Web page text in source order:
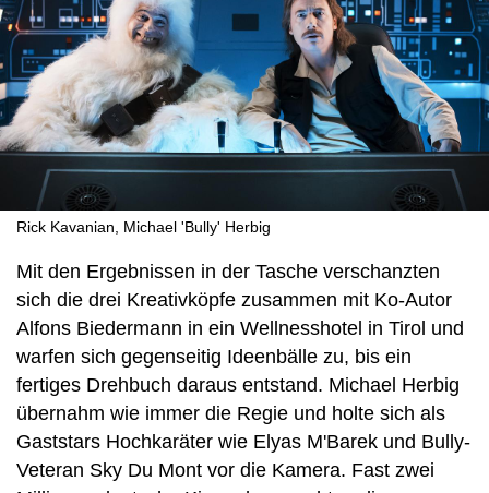
Rick Kavanian, Michael 'Bully' Herbig
Mit den Ergebnissen in der Tasche verschanzten
sich die drei Kreativköpfe zusammen mit Ko-Autor
Alfons Biedermann in ein Wellnesshotel in Tirol und
warfen sich gegenseitig Ideenbälle zu, bis ein
fertiges Drehbuch daraus entstand. Michael Herbig
übernahm wie immer die Regie und holte sich als
Gaststars Hochkaräter wie Elyas M'Barek und Bully-
Veteran Sky Du Mont vor die Kamera. Fast zwei